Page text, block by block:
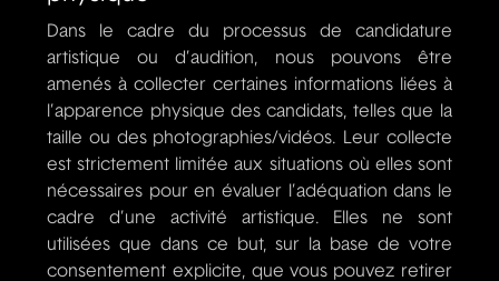
Dans le cadre du processus de candidature
artistique ou d’audition, nous pouvons être
amenés à collecter certaines informations liées à
l’apparence physique des candidats, telles que la
taille ou des photographies/vidéos. Leur collecte
est strictement limitée aux situations où elles sont
nécessaires pour en évaluer l’adéquation dans le
cadre d’une activité artistique. Elles ne sont
utilisées que dans ce but, sur la base de votre
consentement explicite, que vous pouvez retirer